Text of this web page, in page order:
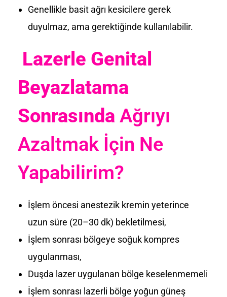
Genellikle basit ağrı kesicilere gerek
duyulmaz, ama gerektiğinde kullanılabilir.
Lazerle Genital
Beyazlatama
Sonrasında Ağrıyı
Azaltmak İçin Ne
Yapabilirim?
İşlem öncesi anestezik kremin yeterince
uzun süre (20–30 dk) bekletilmesi,
İşlem sonrası bölgeye soğuk kompres
uygulanması,
Duşda lazer uygulanan bölge keselenmemeli
İşlem sonrası lazerli bölge yoğun güneş